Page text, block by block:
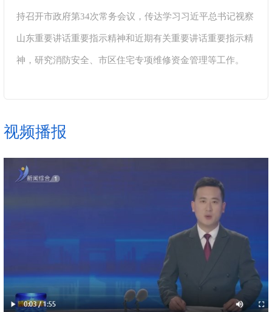
持召开市政府第34次常务会议，传达学习习近平总书记视察
山东重要讲话重要指示精神和近期有关重要讲话重要指示精
神，研究消防安全、市区住宅专项维修资金管理等工作。
视频播报